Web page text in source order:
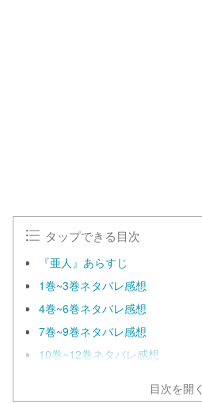
タップできる目次
『亜人』あらすじ
1巻~3巻ネタバレ感想
4巻~6巻ネタバレ感想
7巻~9巻ネタバレ感想
10巻~12巻ネタバレ感想
目次を開く